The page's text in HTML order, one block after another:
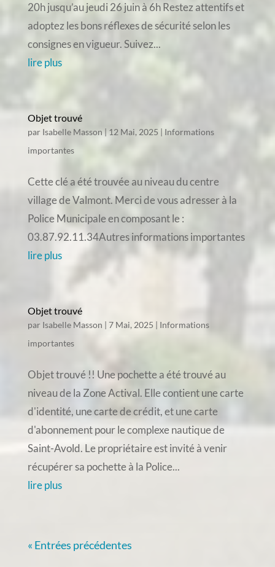
20h jusqu’au jeudi 26 juin à 6h Restez attentifs et
adoptez les bons réflexes de sécurité selon les
consignes en vigueur. Suivez...
lire plus
Objet trouvé
par Isabelle Masson| 12 Mai, 2025 | Informations
importantes
Cette clé a été trouvée au niveau du centre
village de Valmont. Merci de vous adresser à la
Police Municipale en composant le :
03.87.92.11.34Autres informations importantes
lire plus
Objet trouvé
par Isabelle Masson | 7 Mai, 2025 | Informations
importantes
Objet trouvé !! Une pochette a été trouvé au
niveau de la Zone Actival. Elle contient une carte
d'identité, une carte de crédit, et une carte
d'abonnement pour le complexe nautique de
Saint-Avold. Le propriétaire est invité à venir
récupérer sa pochette à la Police...
lire plus
« Entrées précédentes